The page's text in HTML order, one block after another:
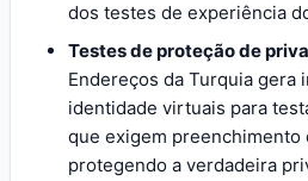
dos testes de experiência
Testes de proteção de
Endereços da Turquia gera
identidade virtuais para
que exigem preenchimento
protegendo a verdadeira